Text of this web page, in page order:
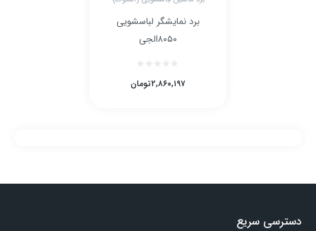
برد نمایشگر لباسشویی
۸۰۵۰الجی
تومان۲,۸۶۰,۱۹۷
دسترسی سریع